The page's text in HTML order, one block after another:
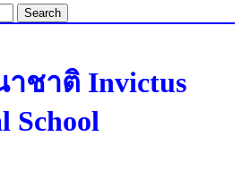
Search
าชาติ Invictus
School